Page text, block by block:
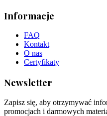
Informacje
FAQ
Kontakt
O nas
Certyfikaty
Newsletter
Zapisz się, aby otrzymywać
promocjach i darmowych